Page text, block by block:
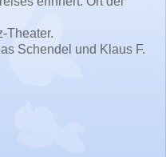
Theater.
Schendel und Klaus F.